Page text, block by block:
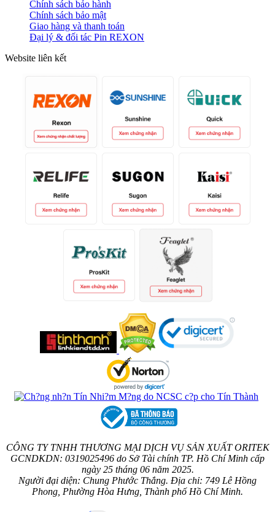
Chính sách bảo hành
Chính sách bảo mật
Giao hàng và thanh toán
Đại lý & đối tác Pin REXON
Website liên kết
CÔNG TY TNHH THƯƠNG MẠI DỊCH VỤ SẢN XUẤT ORITEK
GCNDKDN: 0319025496 do Sở Tài chính TP. Hồ Chí Minh cấp
ngày 25 tháng 06 năm 2025.
Người đại diện: Chung Phước Thắng. Địa chỉ: 749 Lê Hồng
Phong, Phường Hòa Hưng, Thành phố Hồ Chí Minh.